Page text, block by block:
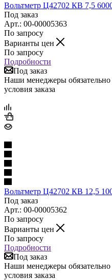
Вольтметр Ц42702 КВ 7,5
Под заказ
Арт.: 00-00005363
По запросу
Варианты цен
По запросу
Подробности
Под заказ
Наши менеджеры обязательно
условия заказа
Вольтметр Ц42702 КВ 12,5
Под заказ
Арт.: 00-00005362
По запросу
Варианты цен
По запросу
Подробности
Под заказ
Наши менеджеры обязательно
условия заказа